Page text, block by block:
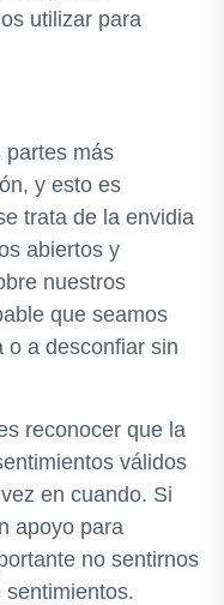
utilizar para
partes más
y esto es
trata de la envidia
abiertos y
nuestros
que seamos
o a desconfiar sin
reconocer que la
válidos
en cuando. Si
apoyo para
no sentirnos